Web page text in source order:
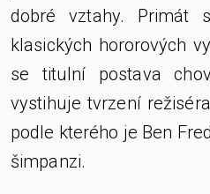
dobré vztahy. Primát
klasických hororových
se titulní postava
vystihuje tvrzení
podle kterého je Ben
šimpanzi.